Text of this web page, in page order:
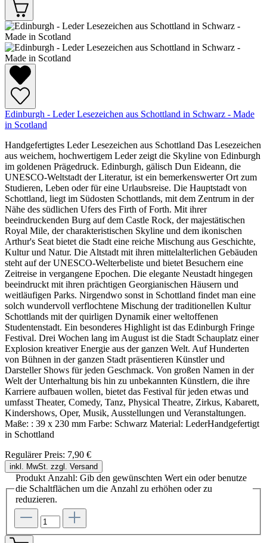
Edinburgh - Leder Lesezeichen aus Schottland in Schwarz - Made
in Scotland
Handgefertigtes Leder Lesezeichen aus Schottland Das Lesezeichen
aus weichem, hochwertigem Leder zeigt die Skyline von Edinburgh
im goldenen Prägedruck. Edinburgh, gälisch Dun Eideann, die
UNESCO-Weltstadt der Literatur, ist ein bemerkenswerter Ort zum
Studieren, Leben oder für eine Urlaubsreise. Die Hauptstadt von
Schottland, liegt im Südosten Schottlands, mit dem Zentrum in der
Nähe des südlichen Ufers des Firth of Forth. Mit ihrer
beeindruckenden Burg auf dem Castle Rock, der majestätischen
Royal Mile, der charakteristischen Skyline und dem ikonischen
Arthur's Seat bietet die Stadt eine reiche Mischung aus Geschichte,
Kultur und Natur. Die Altstadt mit ihren mittelalterlichen Gebäuden
steht auf der UNESCO-Welterbeliste und bietet Besuchern eine
Zeitreise in vergangene Epochen. Die elegante Neustadt hingegen
beeindruckt mit ihren prächtigen Georgianischen Häusern und
weitläufigen Parks. Nirgendwo sonst in Schottland findet man eine
solch wundervoll verflochtene Mischung der traditionellen Kultur
Schottlands mit der quirligen Dynamik einer weltoffenen
Studentenstadt. Ein besonderes Highlight ist das Edinburgh Fringe
Festival. Drei Wochen lang im August ist die Stadt Schauplatz einer
Explosion kreativer Energie aus der ganzen Welt. Auf Hunderten
von Bühnen in der ganzen Stadt präsentieren Künstler und
Darsteller Shows für jeden Geschmack. Von großen Namen in der
Welt der Unterhaltung bis hin zu unbekannten Künstlern, die ihre
Karriere aufbauen wollen, bietet das Festival für jeden etwas und
umfasst Theater, Comedy, Tanz, Physical Theatre, Zirkus, Kabarett,
Kindershows, Oper, Musik, Ausstellungen und Veranstaltungen.
Maße: : 39 x 230 mm Farbe: Schwarz Material: LederHandgefertigt
in Schottland
Regulärer Preis: 7,90 €
inkl. MwSt. zzgl. Versand
Produkt Anzahl: Gib den gewünschten Wert ein oder benutze
die Schaltflächen um die Anzahl zu erhöhen oder zu
reduzieren.